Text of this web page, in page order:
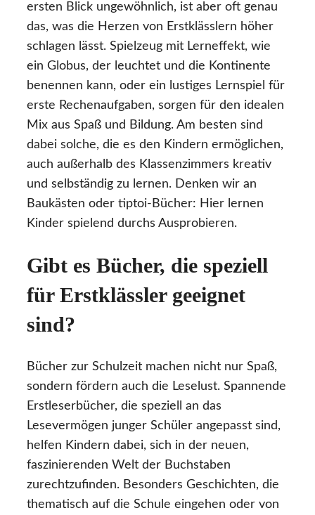
ersten Blick ungewöhnlich, ist aber oft genau
das, was die Herzen von Erstklässlern höher
schlagen lässt. Spielzeug mit Lerneffekt, wie
ein Globus, der leuchtet und die Kontinente
benennen kann, oder ein lustiges Lernspiel für
erste Rechenaufgaben, sorgen für den idealen
Mix aus Spaß und Bildung. Am besten sind
dabei solche, die es den Kindern ermöglichen,
auch außerhalb des Klassenzimmers kreativ
und selbständig zu lernen. Denken wir an
Baukästen oder tiptoi-Bücher: Hier lernen
Kinder spielend durchs Ausprobieren.
Gibt es Bücher, die speziell
für Erstklässler geeignet
sind?
Bücher zur Schulzeit machen nicht nur Spaß,
sondern fördern auch die Leselust. Spannende
Erstleserbücher, die speziell an das
Lesevermögen junger Schüler angepasst sind,
helfen Kindern dabei, sich in der neuen,
faszinierenden Welt der Buchstaben
zurechtzufinden. Besonders Geschichten, die
thematisch auf die Schule eingehen oder von